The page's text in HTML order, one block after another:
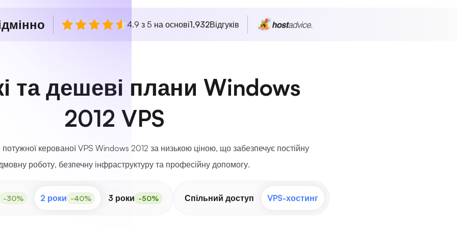
4.9 з 5 на основі1,932Відгуків
та дешеві плани Windows
2012 VPS
керованої VPS Windows 2012 за низькою ціною, що забезпечує постійну
роботу, безпечну інфраструктуру та професійну допомогу.
-30% 2 роки -40% 3 роки -50% Спільний доступ VPS-хостинг